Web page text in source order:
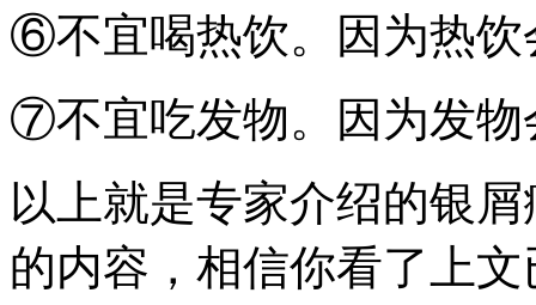
⑥不宜喝热饮。因为热饮
⑦不宜吃发物。因为发物
以上就是专家介绍的银
的内容，相信你看了上